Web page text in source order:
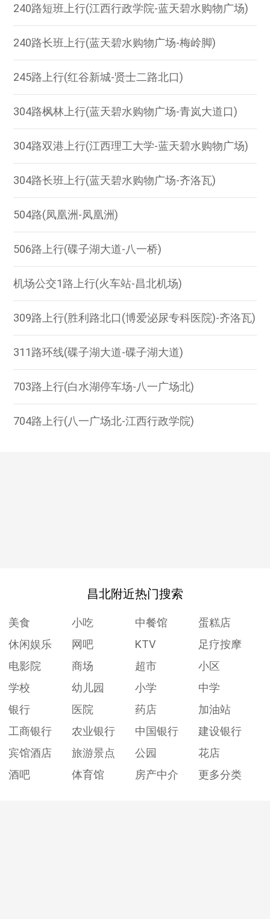
240路短班上行(江西行政学院-蓝天碧水购物广场)
240路长班上行(蓝天碧水购物广场-梅岭脚)
245路上行(红谷新城-贤士二路北口)
304路枫林上行(蓝天碧水购物广场-青岚大道口)
304路双港上行(江西理工大学-蓝天碧水购物广场)
304路长班上行(蓝天碧水购物广场-齐洛瓦)
504路(凤凰洲-凤凰洲)
506路上行(碟子湖大道-八一桥)
机场公交1路上行(火车站-昌北机场)
309路上行(胜利路北口(博爱泌尿专科医院)-齐洛瓦)
311路环线(碟子湖大道-碟子湖大道)
703路上行(白水湖停车场-八一广场北)
704路上行(八一广场北-江西行政学院)
昌北附近热门搜索
美食 小吃 中餐馆
蛋糕店
休闲娱乐
网吧 KTV
足疗按摩
电影院
商场 超市
小区
学校
幼儿园 小学
中学
银行
医院 药店
加油站
工商银行
农业银行 中国银行
建设银行
宾馆酒店
旅游景点 公园
花店
酒吧
体育馆 房产中介 更多分类